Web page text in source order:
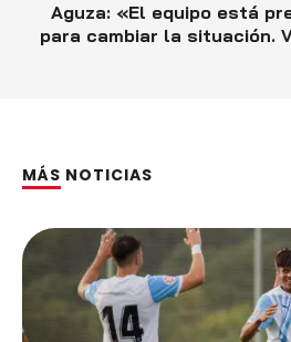
Aguza: «El equipo está
para cambiar la situación.
MÁS NOTICIAS